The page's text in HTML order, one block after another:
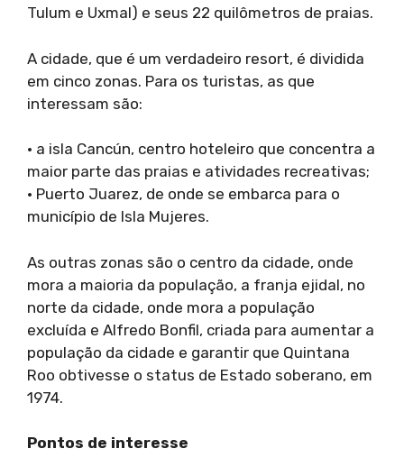
Tulum e Uxmal) e seus 22 quilômetros de praias.
A cidade, que é um verdadeiro resort, é dividida
em cinco zonas. Para os turistas, as que
interessam são:
• a isla Cancún, centro hoteleiro que concentra a
maior parte das praias e atividades recreativas;
• Puerto Juarez, de onde se embarca para o
município de Isla Mujeres.
As outras zonas são o centro da cidade, onde
mora a maioria da população, a franja ejidal, no
norte da cidade, onde mora a população
excluída e Alfredo Bonfil, criada para aumentar a
população da cidade e garantir que Quintana
Roo obtivesse o status de Estado soberano, em
1974.
Pontos de interesse